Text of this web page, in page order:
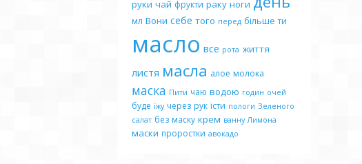
руки чай фрукти раку ноги
мл Вони себе того перед більше ти
масло все рота життя
листя масла алое молока
маска Пити чаю водою годин очей
буде їжу через рук їсти пологи Зеленого
салат без маску крем ванну Лимона
маски проростки авокадо